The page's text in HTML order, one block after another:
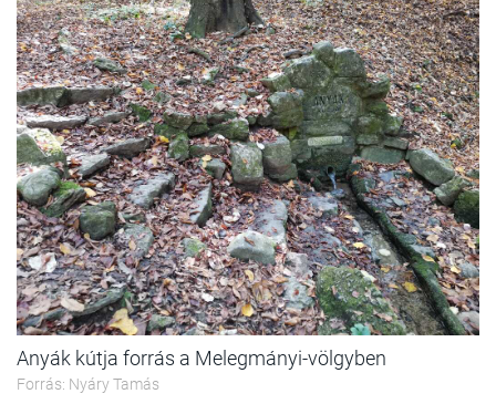
Anyák kútja forrás a Melegmányi-völgyben
Forrás: Nyáry Tamás